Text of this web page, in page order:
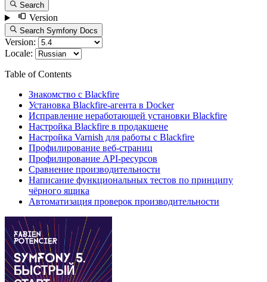
Search
Version
Search Symfony Docs
Version:
Locale:
Table of Contents
Знакомство с Blackfire
Установка Blackfire-агента в Docker
Исправление неработающей установки Blackfire
Настройка Blackfire в продакшене
Настройка Varnish для работы с Blackfire
Профилирование веб-страниц
Профилирование API-ресурсов
Сравнение производительности
Написание функциональных тестов по принципу
чёрного ящика
Автоматизация проверок производительности